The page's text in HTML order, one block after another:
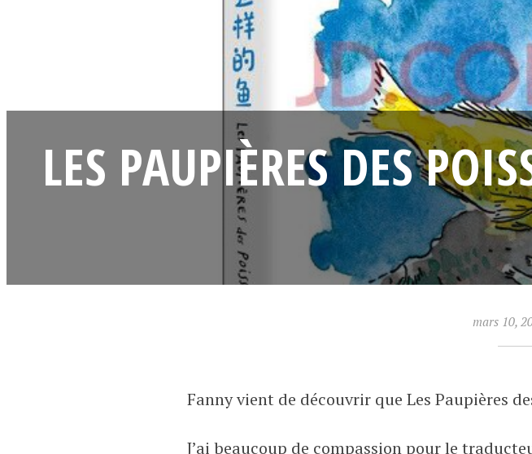
LES PAUPIÈRES DES
mars 10,
Fanny vient de découvrir que Les Paupières
J’ai beaucoup de compassion pour le